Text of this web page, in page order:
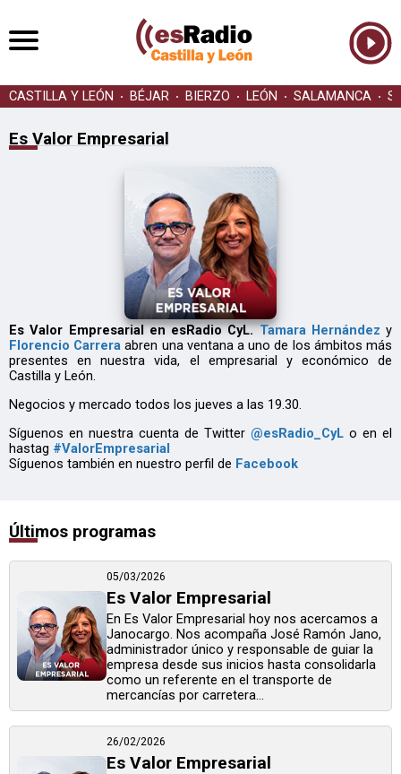
CASTILLA Y LEÓN BÉJAR BIERZO LEÓN SALAMANCA
Es Valor Empresarial
Es Valor Empresarial en esRadio CyL.Tamara Hernández y
Florencio Carrera abren una ventana a uno de los ámbitos más
presentes en nuestra vida, el empresarial y económico de
Castilla y León.
Negocios y mercado todos los jueves a las 19.30.
Síguenos en nuestra cuenta de Twitter @esRadio_CyL o en el
hastag #ValorEmpresarial
Síguenos también en nuestro perfil de Facebook
Últimos programas
05/03/2026
Es Valor Empresarial
En Es Valor Empresarial hoy nos acercamos a
Janocargo. Nos acompaña José Ramón Jano,
administrador único y responsable de guiar la
empresa desde sus inicios hasta consolidarla
como un referente en el transporte de
mercancías por carretera...
26/02/2026
Es Valor Empresarial